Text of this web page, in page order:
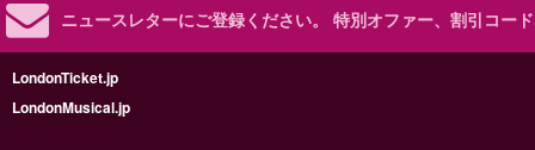
ニュースレターにご登録ください。 特別オファー、割引コー
LondonTicket.jp
LondonMusical.jp